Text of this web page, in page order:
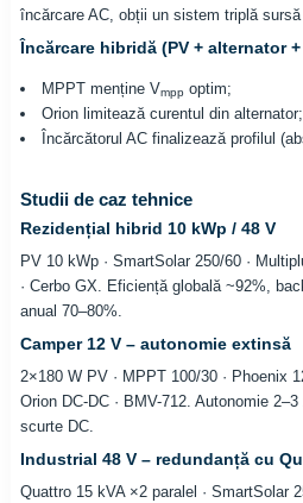
încărcare AC, obții un sistem triplă
Încărcare hibridă (PV + alternator +
MPPT menține Vmpp optim;
Orion limitează curentul din alternator;
Încărcătorul AC finalizează profilul
Studii de caz tehnice
Rezidențial hibrid 10 kWp / 48 V
PV 10 kWp · SmartSolar 250/60 ·
· Cerbo GX. Eficiență globală ~92%,
anual 70–80%.
Camper 12 V – autonomie extinsă
2×180 W PV · MPPT 100/30 · Phoenix
Orion DC-DC · BMV-712. Autonomie
scurte DC.
Industrial 48 V – redundanță cu
Quattro 15 kVA ×2 paralel · SmartSolar